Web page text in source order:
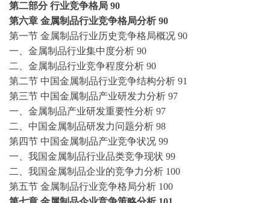
第二部分 行业竞争格局 90
第六章 金属制品行业竞争格局分析 90
第一节 金属制品行业历史竞争格局概况 90
一、金属制品行业集中度分析 90
二、金属制品行业竞争程度分析 90
第二节 中国金属制品行业竞争结构分析 91
第三节 中国金属制品产业研发力分析 97
一、金属制品产业研发重要性分析 97
二、中国金属制品研发力问题分析 98
第四节 中国金属制品产业竞争状况 99
一、我国金属制品行业品类竞争现状 99
二、我国金属制品企业的竞争力分析 100
第五节 金属制品行业竞争格局分析 100